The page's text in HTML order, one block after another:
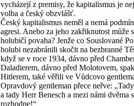
vycházejí z premisy, že kapitalismus je
volba a český obzvlášť.
Český kapitalismus neměl a nemá
agresi. Anebo za jeho zakřiknutost může
holubičí povaha? Jenže co Souslované
holubi nezabránili skočit na bezbranné
když se v roce 1934, dávno před
Daladierem, dávno před Molotovem,
Hitlerem, také věřili ve Vůdcovo
Opravdový gentleman přece neřve:
a tady Herr Benesch a mezi námi dvěma
rozhodne!“